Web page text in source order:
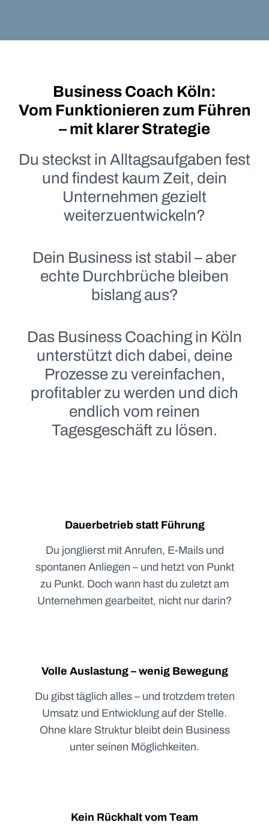
Business Coach Köln:
Vom Funktionieren zum Führen
– mit klarer Strategie
Du steckst in Alltagsaufgaben fest
und findest kaum Zeit, dein
Unternehmen gezielt
weiterzuentwickeln?
Dein Business ist stabil – aber
echte Durchbrüche bleiben
bislang aus?
Das Business Coaching in Köln
unterstützt dich dabei, deine
Prozesse zu vereinfachen,
profitabler zu werden und dich
endlich vom reinen
Tagesgeschäft zu lösen.
Dauerbetrieb statt Führung
Du jonglierst mit Anrufen, E-Mails und
spontanen Anliegen – und hetzt von Punkt
zu Punkt. Doch wann hast du zuletzt am
Unternehmen gearbeitet, nicht nur darin?
Volle Auslastung – wenig Bewegung
Du gibst täglich alles – und trotzdem treten
Umsatz und Entwicklung auf der Stelle.
Ohne klare Struktur bleibt dein Business
unter seinen Möglichkeiten.
Kein Rückhalt vom Team